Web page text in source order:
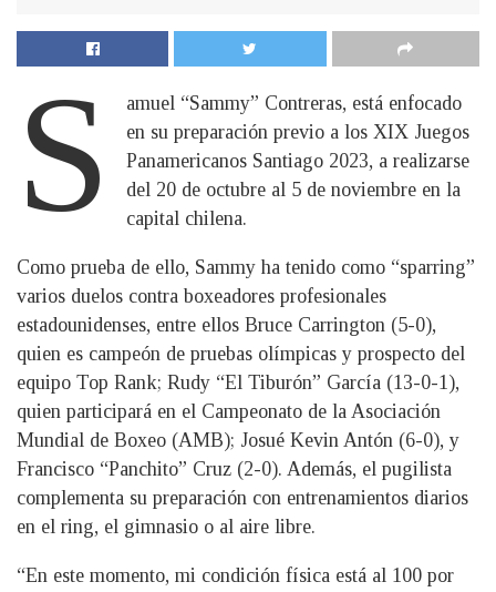
S
amuel “Sammy” Contreras, está enfocado
en su preparación previo a los XIX Juegos
Panamericanos Santiago 2023, a realizarse
del 20 de octubre al 5 de noviembre en la
capital chilena.
Como prueba de ello, Sammy ha tenido como “sparring”
varios duelos contra boxeadores profesionales
estadounidenses, entre ellos Bruce Carrington (5-0),
quien es campeón de pruebas olímpicas y prospecto del
equipo Top Rank; Rudy “El Tiburón” García (13-0-1),
quien participará en el Campeonato de la Asociación
Mundial de Boxeo (AMB); Josué Kevin Antón (6-0), y
Francisco “Panchito” Cruz (2-0). Además, el pugilista
complementa su preparación con entrenamientos diarios
en el ring, el gimnasio o al aire libre.
“En este momento, mi condición física está al 100 por